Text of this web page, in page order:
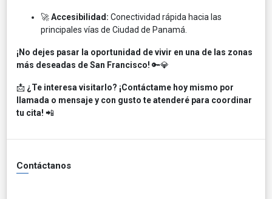
🚀Accesibilidad: Conectividad rápida hacia las
principales vías de Ciudad de Panamá.
¡No dejes pasar la oportunidad de vivir en una de las zonas
más deseadas de San Francisco! 🔑💎
📩 ¿Te interesa visitarlo? ¡Contáctame hoy mismo por
llamada o mensaje y con gusto te atenderé para coordinar
tu cita! 📲
Contáctanos